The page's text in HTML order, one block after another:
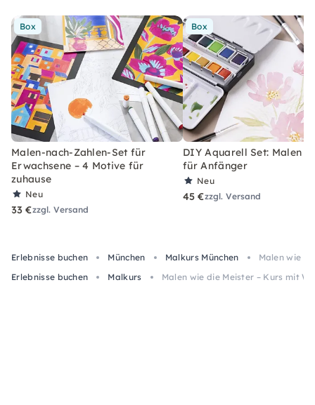
Box
Malen-nach-Zahlen-Set für
Erwachsene – 4 Motive für
zuhause
Neu
33 €zzgl. Versand
Box
DIY Aquarell Set: Malen
für Anfänger
Neu
45 €zzgl. Versand
Erlebnisse buchen München Malkurs München
Malen wie
Erlebnisse buchen
Malkurs Malen wie die Meister – Kurs mit